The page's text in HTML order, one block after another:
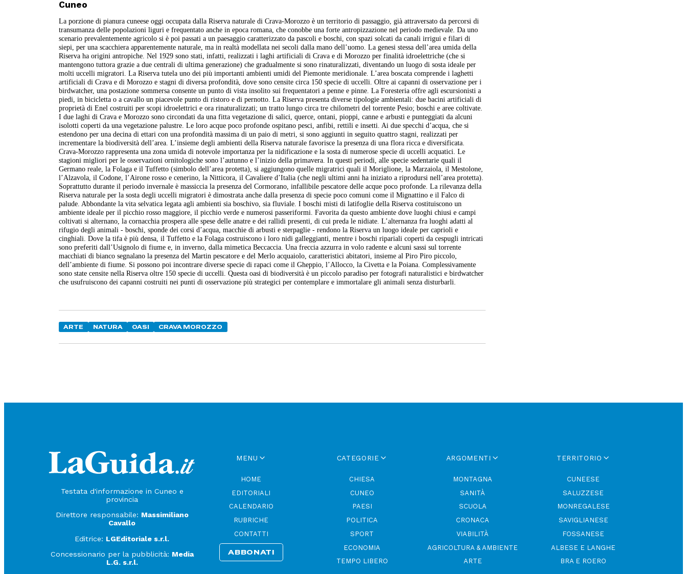
Cuneo
La porzione di pianura cuneese oggi occupata dalla Riserva naturale di Crava-Morozzo è un territorio di passaggio, già attraversato da percorsi di
transumanza delle popolazioni liguri e frequentato anche in epoca romana, che conobbe una forte antropizzazione nel periodo medievale. Da uno
scenario prevalentemente agricolo si è poi passati a un paesaggio caratterizzato da pascoli e boschi, con spazi solcati da canali irrigui e filari di
siepi, per una scacchiera apparentemente naturale, ma in realtà modellata nei secoli dalla mano dell’uomo. La genesi stessa dell’area umida della
Riserva ha origini antropiche. Nel 1929 sono stati, infatti, realizzati i laghi artificiali di Crava e di Morozzo per finalità idroelettriche (che si
mantengono tuttora grazie a due centrali di ultima generazione) che gradualmente si sono rinaturalizzati, diventando un luogo di sosta ideale per
molti uccelli migratori. La Riserva tutela uno dei più importanti ambienti umidi del Piemonte meridionale. L’area boscata comprende i laghetti
artificiali di Crava e di Morozzo e stagni di diversa profondità, dove sono censite circa 150 specie di uccelli. Oltre ai capanni di osservazione per i
birdwatcher, una postazione sommersa consente un punto di vista insolito sui frequentatori a penne e pinne. La Foresteria offre agli escursionisti a
piedi, in bicicletta o a cavallo un piacevole punto di ristoro e di pernotto. La Riserva presenta diverse tipologie ambientali: due bacini artificiali di
proprietà di Enel costruiti per scopi idroelettrici e ora rinaturalizzati; un tratto lungo circa tre chilometri del torrente Pesio; boschi e aree coltivate.
I due laghi di Crava e Morozzo sono circondati da una fitta vegetazione di salici, querce, ontani, pioppi, canne e arbusti e punteggiati da alcuni
isolotti coperti da una vegetazione palustre. Le loro acque poco profonde ospitano pesci, anfibi, rettili e insetti. Ai due specchi d’acqua, che si
estendono per una decina di ettari con una profondità massima di un paio di metri, si sono aggiunti in seguito quattro stagni, realizzati per
incrementare la biodiversità dell’area. L’insieme degli ambienti della Riserva naturale favorisce la presenza di una flora ricca e diversificata.
Crava-Morozzo rappresenta una zona umida di notevole importanza per la nidificazione e la sosta di numerose specie di uccelli acquatici. Le
stagioni migliori per le osservazioni ornitologiche sono l’autunno e l’inizio della primavera. In questi periodi, alle specie sedentarie quali il
Germano reale, la Folaga e il Tuffetto (simbolo dell’area protetta), si aggiungono quelle migratrici quali il Moriglione, la Marzaiola, il Mestolone,
l’Alzavola, il Codone, l’Airone rosso e cenerino, la Nitticora, il Cavaliere d’Italia (che negli ultimi anni ha iniziato a riprodursi nell’area protetta).
Soprattutto durante il periodo invernale è massiccia la presenza del Cormorano, infallibile pescatore delle acque poco profonde. La rilevanza della
Riserva naturale per la sosta degli uccelli migratori è dimostrata anche dalla presenza di specie poco comuni come il Mignattino e il Falco di
palude. Abbondante la vita selvatica legata agli ambienti sia boschivo, sia fluviale. I boschi misti di latifoglie della Riserva costituiscono un
ambiente ideale per il picchio rosso maggiore, il picchio verde e numerosi passeriformi. Favorita da questo ambiente dove luoghi chiusi e campi
coltivati si alternano, la cornacchia prospera alle spese delle anatre e dei rallidi presenti, di cui preda le nidiate. L’alternanza fra luoghi adatti al
rifugio degli animali - boschi, sponde dei corsi d’acqua, macchie di arbusti e sterpaglie - rendono la Riserva un luogo ideale per caprioli e
cinghiali. Dove la tifa è più densa, il Tuffetto e la Folaga costruiscono i loro nidi galleggianti, mentre i boschi ripariali coperti da cespugli intricati
sono preferiti dall’Usignolo di fiume e, in inverno, dalla mimetica Beccaccia. Una freccia azzurra in volo radente e alcuni sassi sul torrente
macchiati di bianco segnalano la presenza del Martin pescatore e del Merlo acquaiolo, caratteristici abitatori, insieme al Piro Piro piccolo,
dell’ambiente di fiume. Si possono poi incontrare diverse specie di rapaci come il Gheppio, l’Allocco, la Civetta e la Poiana. Complessivamente
sono state censite nella Riserva oltre 150 specie di uccelli. Questa oasi di biodiversità è un piccolo paradiso per fotografi naturalistici e birdwatcher
che usufruiscono dei capanni costruiti nei punti di osservazione più strategici per contemplare e immortalare gli animali senza disturbarli.
ARTE NATURA OASI CRAVA MOROZZO
Testata d'informazione in Cuneo e
provincia
Direttore responsabile: Massimiliano
Cavallo
Editrice: LGEditoriale s.r.l.
Concessionario per la pubblicità: Media
L.G. s.r.l.
MENU
HOME
EDITORIALI
CALENDARIO
RUBRICHE
CONTATTI
ABBONATI
CATEGORIE
CHIESA
CUNEO
PAESI
POLITICA
SPORT
ECONOMIA
TEMPO LIBERO
ARGOMENTI
MONTAGNA
SANITÀ
SCUOLA
CRONACA
VIABILITÀ
AGRICOLTURA & AMBIENTE
ARTE
TERRITORIO
CUNEESE
SALUZZESE
MONREGALESE
SAVIGLIANESE
FOSSANESE
ALBESE E LANGHE
BRA E ROERO